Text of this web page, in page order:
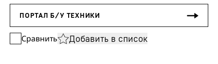
Сравнить Добавить в список